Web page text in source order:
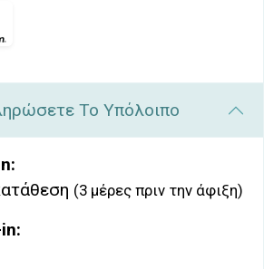
Το Υπόλοιπο
(3 μέρες πριν την άφιξη)